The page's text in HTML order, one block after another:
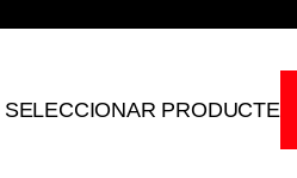
SELECCIONAR PRODUCTE